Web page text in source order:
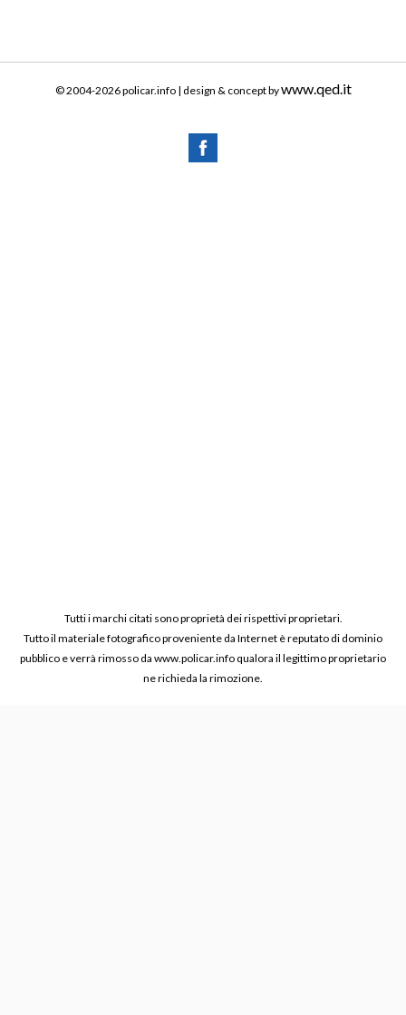
© 2004-2026 policar.info | design & concept bywww.qed.it
Tutti i marchi citati sono proprietà dei rispettivi proprietari.
Tutto il materiale fotografico proveniente da Internet è reputato di dominio
pubblico e verrà rimosso da www.policar.info qualora il legittimo proprietario
ne richieda la rimozione.